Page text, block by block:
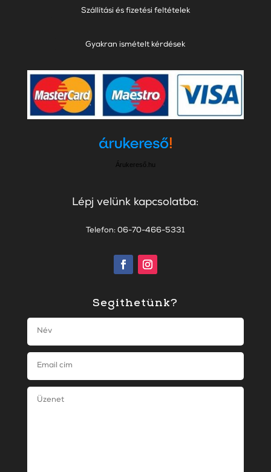
Szállítási és fizetési feltételek
Gyakran ismételt kérdések
Árukereső.hu
Lépj velünk kapcsolatba:
Telefon: 06-70-466-5331
Segíthetünk?